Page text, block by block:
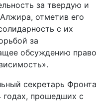
за твердую и
отметив его
с их
за
обсуждению право
секретарь Фронта
прошедших с